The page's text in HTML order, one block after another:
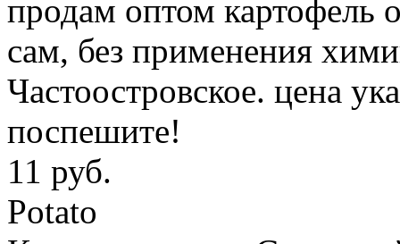
продам оптом картофель
сам, без применения
Частоостровское. цена
поспешите!
11 руб.
Potato